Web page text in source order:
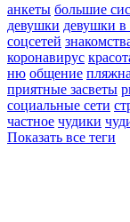
анкеты большие
девушки девушки в
соцсетей
коронавирус
ню общение
приятные засветы
социальные сети
частное чудики
Показать все теги